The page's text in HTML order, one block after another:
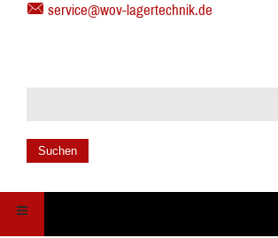
service@wov-lagertechnik.de
Suchen